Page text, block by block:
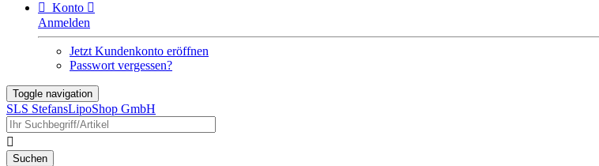
 Konto 
Anmelden
Jetzt Kundenkonto eröffnen
Passwort vergessen?
Toggle navigation
SLS StefansLipoShop GmbH
